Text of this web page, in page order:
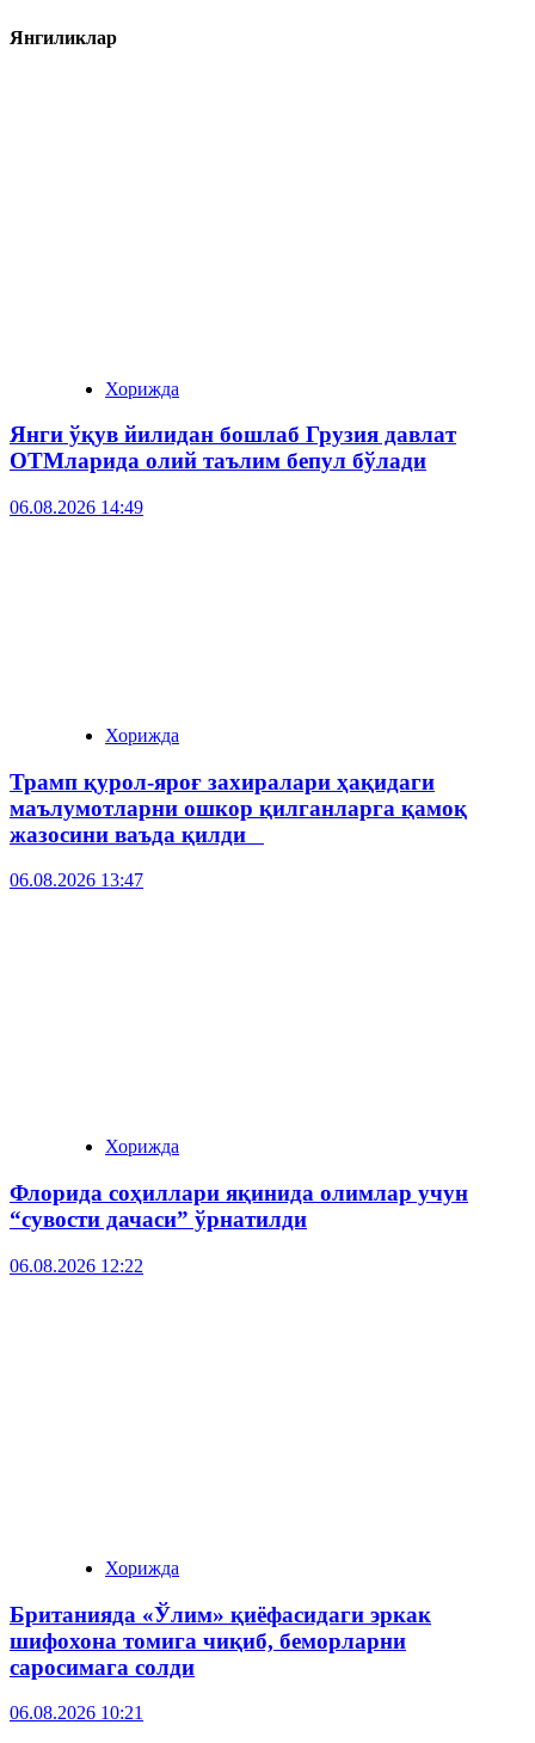
Янгиликлар
Хорижда
Янги ўқув йилидан бошлаб Грузия давлат
ОТМларида олий таълим бепул бўлади
06.08.2026 14:49
Хорижда
Трамп қурол-яроғ захиралари ҳақидаги
маълумотларни ошкор қилганларга қамоқ
жазосини ваъда қилди
06.08.2026 13:47
Хорижда
Флорида соҳиллари яқинида олимлар учун
“сувости дачаси” ўрнатилди
06.08.2026 12:22
Хорижда
Британияда «Ўлим» қиёфасидаги эркак
шифохона томига чиқиб, беморларни
саросимага солди
06.08.2026 10:21